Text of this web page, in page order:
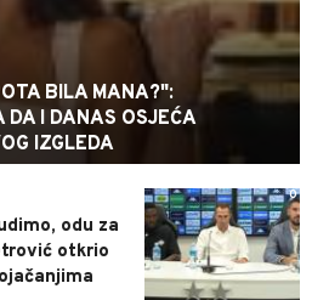
BILA MANA?":
DA I DANAS OSJEĆA
IZGLEDA
0
odu za
otkrio